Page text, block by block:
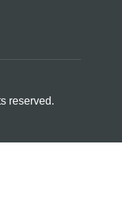
reserved.